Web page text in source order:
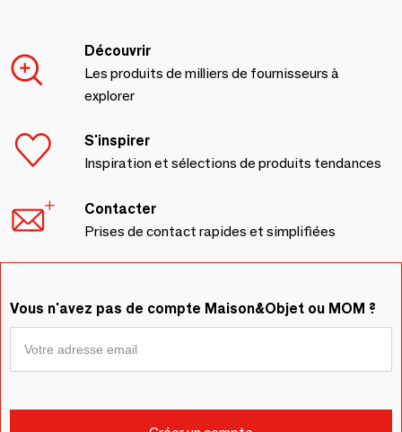
Découvrir
Les produits de milliers de fournisseurs à
explorer
S'inspirer
Inspiration et sélections de produits tendances
Contacter
Prises de contact rapides et simplifiées
Vous n'avez pas de compte Maison&Objet ou MOM ?